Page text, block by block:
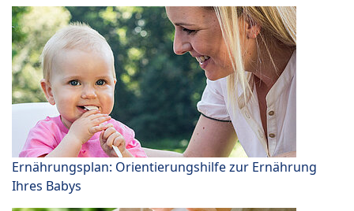
Ernährungsplan: Orientierungshilfe zur Ernährung
Ihres Babys